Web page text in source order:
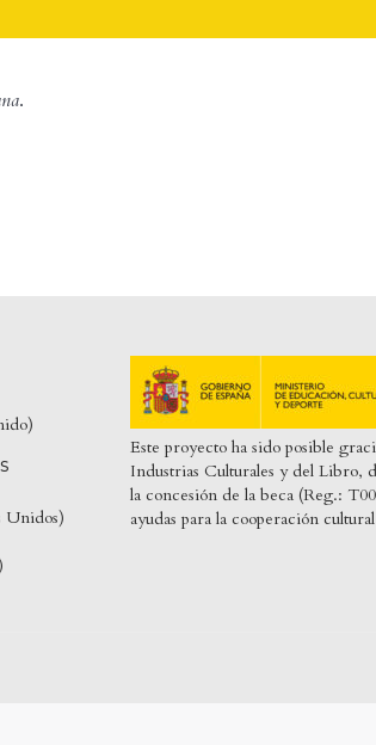
.
Unidos)
Este proyecto ha sido posible
Industrias Culturales y del Libro,
la concesión de la beca (Reg.:
ayudas para la cooperación